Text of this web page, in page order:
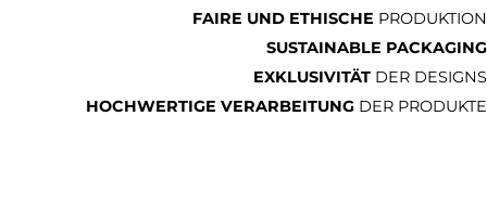
FAIRE UND ETHISCHE PRODUKTION
SUSTAINABLE PACKAGING
EXKLUSIVITÄT DER DESIGNS
HOCHWERTIGE VERARBEITUNG DER PRODUKTE